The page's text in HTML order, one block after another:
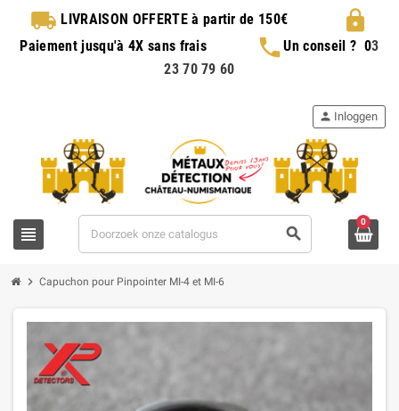
local_shipping LIVRAISON OFFERTEà partir de 150€ lock
Paiement jusqu'à 4X sans frais phoneUn conseil ? 03
23 70 79 60
view_headline search
person Inloggen
0
chevron_right Capuchon pour Pinpointer MI-4 et MI-6